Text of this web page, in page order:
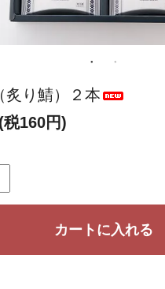
炙り鯖）２本
160円)
カートに入れる